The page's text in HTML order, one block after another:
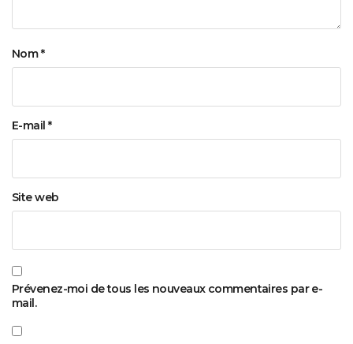
Nom*
E-mail*
Site web
Prévenez-moi de tous les nouveaux commentaires par e-
mail.